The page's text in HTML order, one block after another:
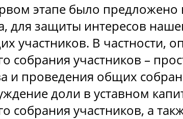
этапе было
для защиты интересов
участников. В частности,
собрания участников –
и проведения общих
доли в уставном
собрания участников, а